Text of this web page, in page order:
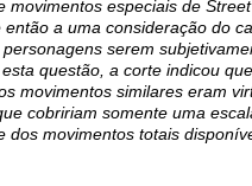
movimentos especiais de
então a uma consideração do
serem
questão, a corte indicou
movimentos similares eram
cobririam somente uma
dos movimentos totais